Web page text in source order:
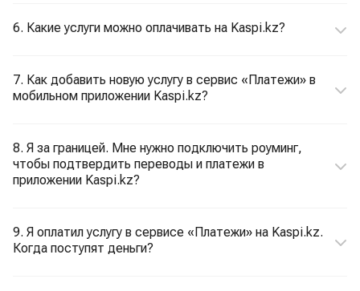
6. Какие услуги можно оплачивать на Kaspi.kz?
7. Как добавить новую услугу в сервис «Платежи» в
мобильном приложении Kaspi.kz?
8. Я за границей. Мне нужно подключить роуминг,
чтобы подтвердить переводы и платежи в
приложении Kaspi.kz?
9. Я оплатил услугу в сервисе «Платежи» на Kaspi.kz.
Когда поступят деньги?